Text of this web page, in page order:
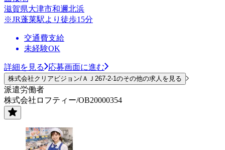
滋賀県大津市和邇北浜
※JR蓬莱駅より徒歩15分
交通費支給
未経験OK
詳細を見る 応募画面に進む
株式会社クリアビジョン/ＡＪ267-2-1のその他の求人を見る
派遣労働者
株式会社ロフティー/OB20000354